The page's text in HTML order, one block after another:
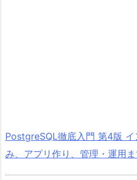
PostgreSQL徹底入門 第4版
み、アプリ作り、管理・運用